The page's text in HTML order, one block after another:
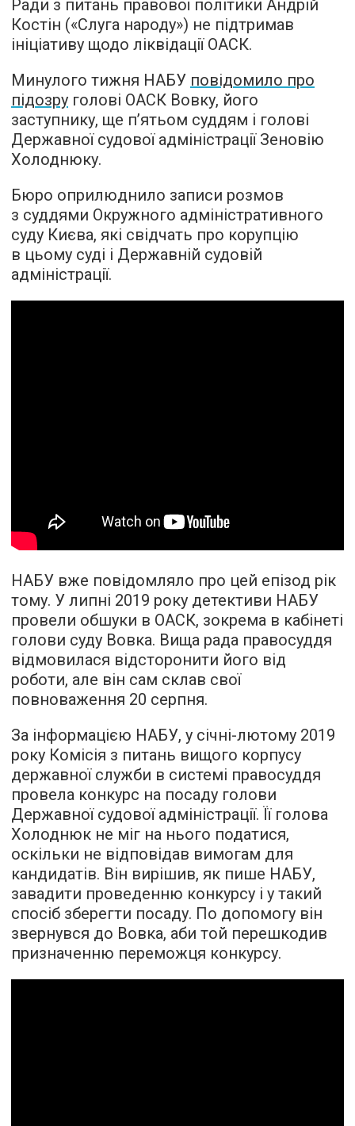
Ради з питань правової політики Андрій
Костін («Слуга народу») не підтримав
ініціативу щодо ліквідації ОАСК.
Минулого тижня НАБУ повідомило про
підозру голові ОАСК Вовку, його
заступнику, ще п’ятьом суддям і голові
Державної судової адміністрації Зеновію
Холоднюку.
Бюро оприлюднило записи розмов
з суддями Окружного адміністративного
суду Києва, які свідчать про корупцію
в цьому суді і Державній судовій
адміністрації.
НАБУ вже повідомляло про цей епізод рік
тому. У липні 2019 року детективи НАБУ
провели обшуки в ОАСК, зокрема в кабінеті
голови суду Вовка. Вища рада правосуддя
відмовилася відсторонити його від
роботи, але він сам склав свої
повноваження 20 серпня.
За інформацією НАБУ, у січні-лютому 2019
року Комісія з питань вищого корпусу
державної служби в системі правосуддя
провела конкурс на посаду голови
Державної судової адміністрації. Її голова
Холоднюк не міг на нього податися,
оскільки не відповідав вимогам для
кандидатів. Він вирішив, як пише НАБУ,
завадити проведенню конкурсу і у такий
спосіб зберегти посаду. По допомогу він
звернувся до Вовка, аби той перешкодив
призначенню переможця конкурсу.